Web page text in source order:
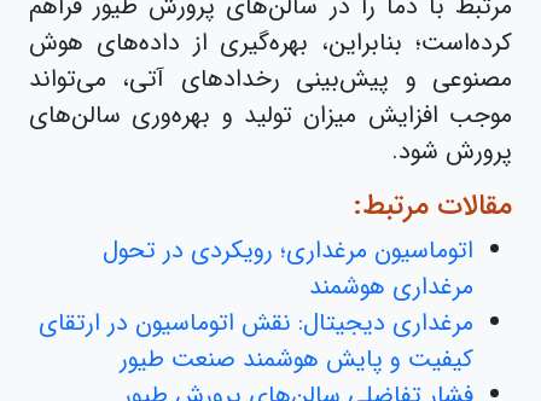
کرده‌است؛ بنابراین، بهره‌گیری از داده‌های هوش
مصنوعی و پیش‌بینی رخدادهای آتی، می‌تواند
موجب افزایش میزان تولید و بهره‌وری سالن‌های
پرورش شود.
مقالات مرتبط:
اتوماسیون مرغداری؛ رویکردی در تحول
مرغداری هوشمند
مرغداری دیجیتال: نقش اتوماسیون در ارتقای
کیفیت و پایش هوشمند صنعت طیور